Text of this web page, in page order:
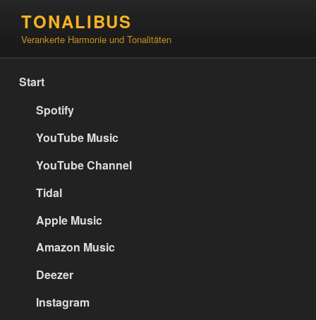
springen
TONALIBUS
Verankerte Harmonie und Tonalitäten
Start
Spotify
YouTube Music
YouTube Channel
Tidal
Apple Music
Amazon Music
Deezer
Instagram